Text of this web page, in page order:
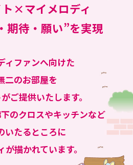
×マイメロディ
期待・願い”を実現
ィファンへ向けた
二のお部屋を
ご提供いたします。
のクロスやキッチンなど
いたるところに
が描かれています。